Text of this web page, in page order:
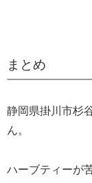
まとめ
静岡県掛川市杉
ん。
ハーブティーが